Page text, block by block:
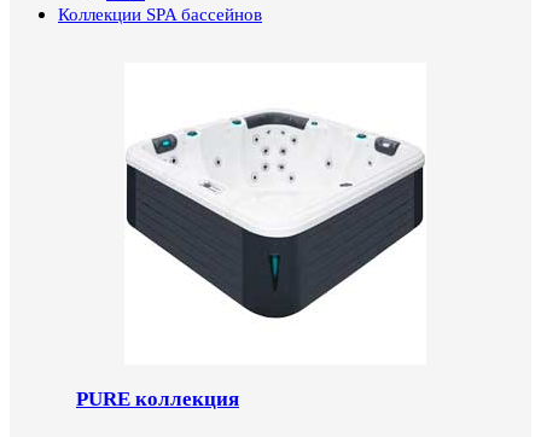
Коллекции SPA бассейнов
PURE коллекция